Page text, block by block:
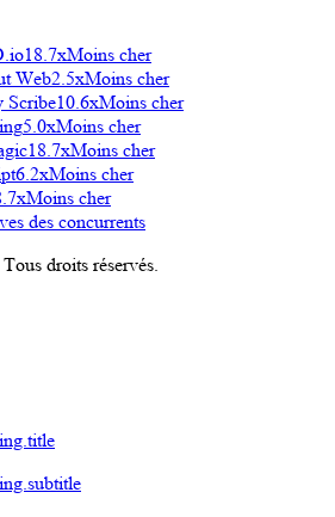
18.7xMoins cher
Web2.5xMoins cher
Scribe10.6xMoins cher
5.0xMoins cher
18.7xMoins cher
6.2xMoins cher
Moins cher
des concurrents
droits réservés.